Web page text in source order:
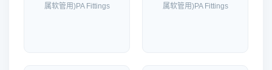
属软管用)PA Fittings
属软管用)PA Fittings